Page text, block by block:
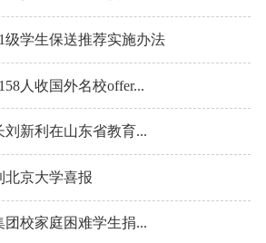
级学生保送推荐实施办法
人收国外名校offer...
新利在山东省教育...
北京大学喜报
校家庭困难学生捐...